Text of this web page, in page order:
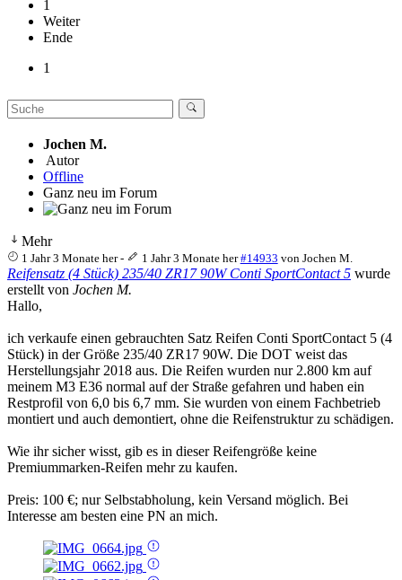
1
Weiter
Ende
1
Jochen M.
Autor
Offline
Ganz neu im Forum
Mehr
1 Jahr 3 Monate her- 1 Jahr 3 Monate her #14933 von Jochen M.
Reifensatz (4 Stück) 235/40 ZR17 90W Conti SportContact 5 wurde
erstellt von Jochen M.
Hallo,
ich verkaufe einen gebrauchten Satz Reifen Conti SportContact 5 (4
Stück) in der Größe 235/40 ZR17 90W. Die DOT weist das
Herstellungsjahr 2018 aus. Die Reifen wurden nur 2.800 km auf
meinem M3 E36 normal auf der Straße gefahren und haben ein
Restprofil von 6,0 bis 6,7 mm. Sie wurden von einem Fachbetrieb
montiert und auch demontiert, ohne die Reifenstruktur zu schädigen.
Wie ihr sicher wisst, gib es in dieser Reifengröße keine
Premiummarken-Reifen mehr zu kaufen.
Preis: 100 €; nur Selbstabholung, kein Versand möglich. Bei
Interesse am besten eine PN an mich.